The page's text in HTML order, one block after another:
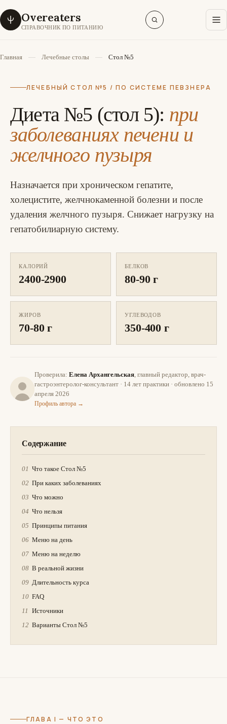
Overeaters
СПРАВОЧНИК ПО ПИТАНИЮ
Главная Лечебные столы Стол №5
ЛЕЧЕБНЫЙ СТОЛ №5 / ПО СИСТЕМЕ ПЕВЗНЕРА
Диета №5 (стол 5): при
заболеваниях печени и
желчного пузыря
Назначается при хроническом гепатите,
холецистите, желчнокаменной болезни и после
удаления желчного пузыря. Снижает нагрузку на
гепатобилиарную систему.
КАЛОРИЙ
2400-2900
БЕЛКОВ
80-90 г
ЖИРОВ
70-80 г
УГЛЕВОДОВ
350-400 г
Проверила: Елена Архангельская, главный редактор, врач-
гастроэнтеролог-консультант · 14 лет практики · обновлено 15
апреля 2026
Профиль автора →
Содержание
Что такое Стол №5
При каких заболеваниях
Что можно
Что нельзя
Принципы питания
Меню на день
Меню на неделю
В реальной жизни
Длительность курса
FAQ
Источники
Варианты Стол №5
ГЛАВА I — ЧТО ЭТО